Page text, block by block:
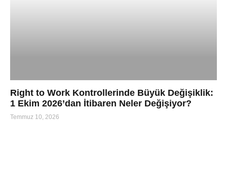
Right to Work Kontrollerinde Büyük Değişiklik:
1 Ekim 2026’dan İtibaren Neler Değişiyor?
Temmuz 10, 2026